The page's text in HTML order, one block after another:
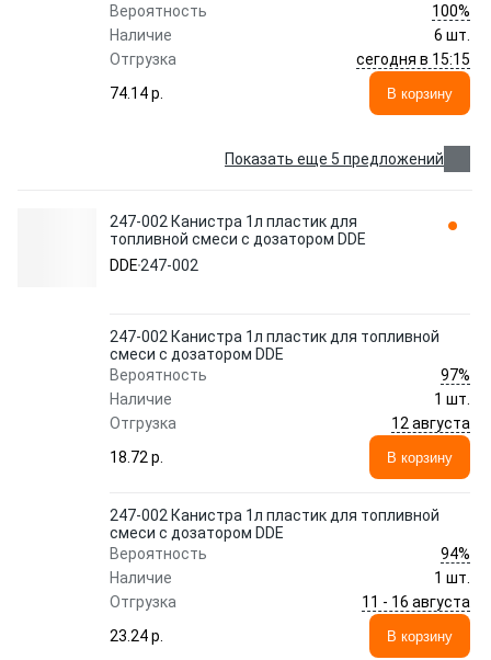
Вероятность
100%
Наличие
6 шт.
Отгрузка
сегодня в 15:15
74.14 p.
В корзину
Показать еще 5 предложений
247-002 Канистра 1л пластик для
топливной смеси с дозатором DDE
DDE 247-002
247-002 Канистра 1л пластик для топливной
смеси с дозатором DDE
Вероятность
97%
Наличие
1 шт.
Отгрузка
12 августа
18.72 p.
В корзину
247-002 Канистра 1л пластик для топливной
смеси с дозатором DDE
Вероятность
94%
Наличие
1 шт.
Отгрузка
11 - 16 августа
23.24 p.
В корзину